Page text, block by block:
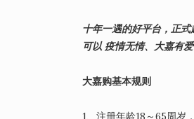
十年一遇的好平台，正
可以 疫情无情、大嘉有
大嘉购基本规则
1、注册年龄18～65周岁